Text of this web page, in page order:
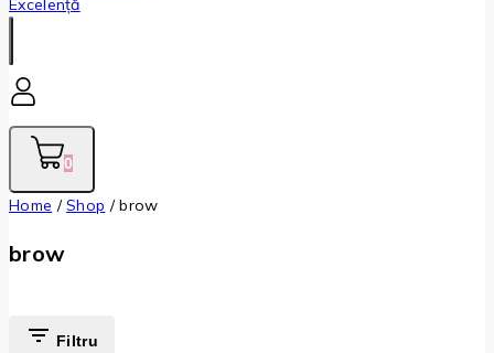
0
Home / Shop / brow
brow
Filtru